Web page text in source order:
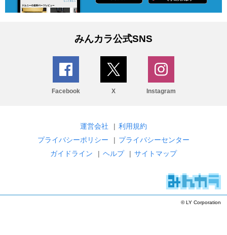
みんカラ公式SNS
Facebook X Instagram
運営会社 | 利用規約
プライバシーポリシー
| プライバシーセンター
ガイドライン
| ヘルプ | サイトマップ
© LY Corporation